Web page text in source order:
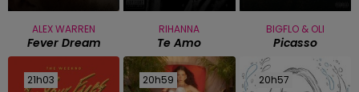
ALEX WARREN
Fever Dream
RIHANNA
Te Amo
BIGFLO & OLI
Picasso
21h03
21h03 20h59
20h59 20h57
20h57